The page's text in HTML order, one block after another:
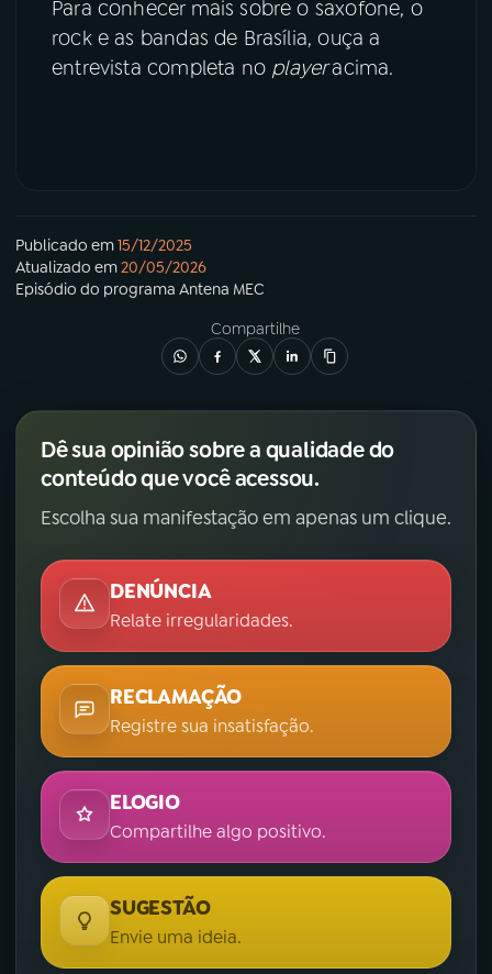
Instagram X
TikTok
Para conhecer mais sobre o saxofone, o
rock e as bandas de Brasília, ouça a
entrevista completa no playeracima.
Publicado em15/12/2025
Atualizado em20/05/2026
Episódio do programa Antena MEC
Compartilhe
Dê sua opinião sobre a qualidade do
conteúdo que você acessou.
Escolha sua manifestação em apenas um clique.
DENÚNCIA
Relate irregularidades.
RECLAMAÇÃO
Registre sua insatisfação.
ELOGIO
Compartilhe algo positivo.
SUGESTÃO
Envie uma ideia.